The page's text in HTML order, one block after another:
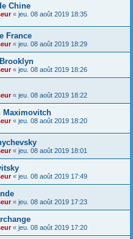
Chine
« jeu. 08 août 2019 18:35
France
« jeu. 08 août 2019 18:29
« jeu. 08 août 2019 18:26
« jeu. 08 août 2019 18:22
Maximovitch
« jeu. 08 août 2019 18:20
« jeu. 08 août 2019 18:01
« jeu. 08 août 2019 17:49
« jeu. 08 août 2019 17:23
« jeu. 08 août 2019 17:20